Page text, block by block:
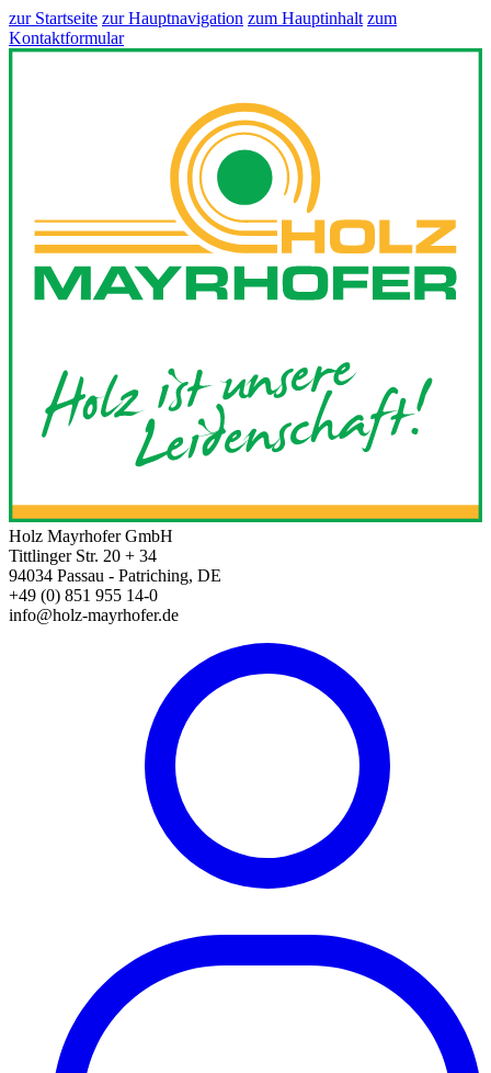
zur Startseite zur Hauptnavigation zum Hauptinhalt zum
Kontaktformular
Holz Mayrhofer GmbH
Tittlinger Str. 20 + 34
94034 Passau - Patriching, DE
+49 (0) 851 955 14-0
info@holz-mayrhofer.de